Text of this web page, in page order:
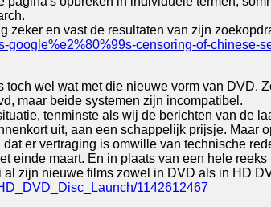
zeker en vast de resultaten van zijn
google%e2%80%99s-censoring-of-chinese-
toch wel wat met die nieuwe vorm van DVD.
maar beide systemen zijn incompatibel.
tenminste als wij de berichten van de
uit, aan een schappelijk prijsje.
er vertraging is omwille van technische
einde maart. En in plaats van een hele
zijn nieuwe films zowel in DVD als in HD
1142612467